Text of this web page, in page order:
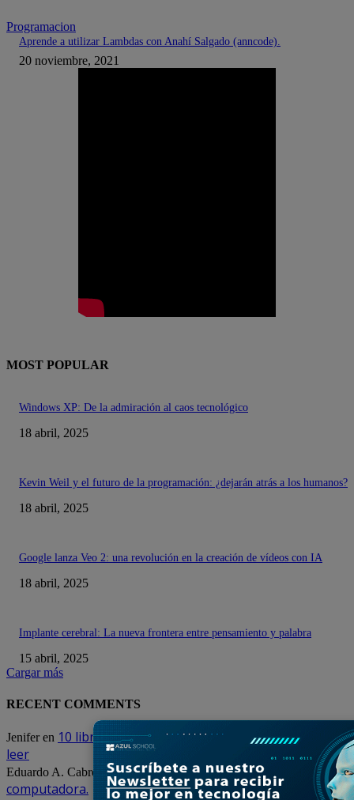
Programacion
Aprende a utilizar Lambdas con Anahí Salgado (anncode).
20 noviembre, 2021
MOST POPULAR
Windows XP: De la admiración al caos tecnológico
18 abril, 2025
Kevin Weil y el futuro de la programación: ¿dejarán atrás a los humanos?
18 abril, 2025
Google lanza Veo 2: una revolución en la creación de vídeos con IA
18 abril, 2025
Implante cerebral: La nueva frontera entre pensamiento y palabra
15 abril, 2025
Cargar más
RECENT COMMENTS
Jenifer en 10 libros que todo estudiante de ingeniería debe
leer
Eduardo A. CabrejasenModding, crea arte y embellece tu
computadora.